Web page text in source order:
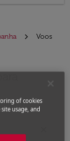
Voos
e/ou destino)
of cookies
usage, and